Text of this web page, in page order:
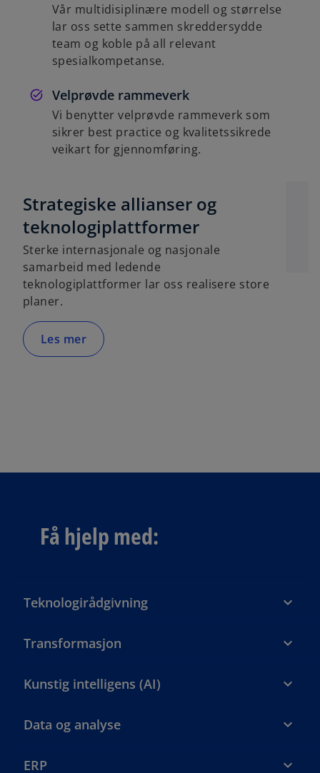
Vår multidisiplinære modell og størrelse
lar oss sette sammen skreddersydde
team og koble på all relevant
spesialkompetanse.
Velprøvde rammeverk
Vi benytter velprøvde rammeverk som
sikrer best practice og kvalitetssikrede
veikart for gjennomføring.
Strategiske allianser og
teknologiplattformer
Sterke internasjonale og nasjonale
samarbeid med ledende
teknologiplattformer lar oss realisere store
planer.
Les mer
Få hjelp med:
Teknologirådgivning
Transformasjon
Kunstig intelligens (AI)
Data og analyse
ERP